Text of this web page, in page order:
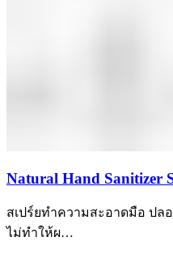
Natural Hand Sanitizer
สเปร์ยทำความสะอาดมือ ปล
ไม่ทำให้ผ…